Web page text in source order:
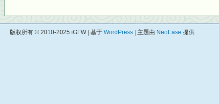
版权所有 © 2010-2025 iGFW | 基于 WordPress | 主题由 NeoEase 提供